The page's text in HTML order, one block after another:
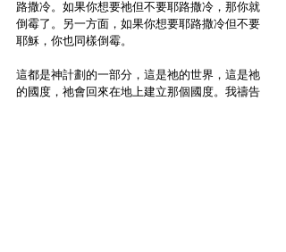
路撒冷。如果你想要祂但不要耶路撒冷，那你就
倒霉了。另一方面，如果你想要耶路撒冷但不要
耶穌，你也同樣倒霉。
這都是神計劃的一部分，這是祂的世界，這是祂
的國度，祂會回來在地上建立那個國度。我禱告